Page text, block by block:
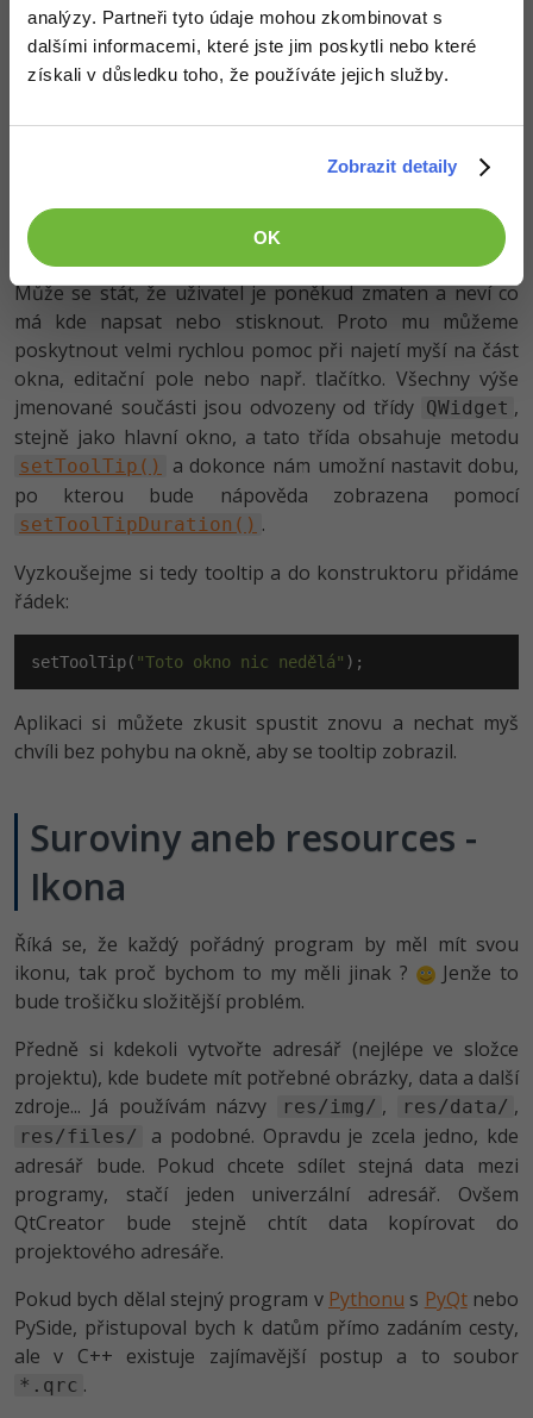
analýzy. Partneři tyto údaje mohou zkombinovat s
dalšími informacemi, které jste jim poskytli nebo které
získali v důsledku toho, že používáte jejich služby.
Zobrazit detaily
OK
Kontextová nápověda -
Tooltip
Může se stát, že uživatel je poněkud zmaten a neví co
má kde napsat nebo stisknout. Proto mu můžeme
poskytnout velmi rychlou pomoc při najetí myší na část
okna, editační pole nebo např. tlačítko. Všechny výše
jmenované součásti jsou odvozeny od třídy QWidget ,
stejně jako hlavní okno, a tato třída obsahuje metodu
setToolTip()
a dokonce nám umožní nastavit dobu,
po kterou bude nápověda zobrazena pomocí
setToolTipDuration() .
Vyzkoušejme si tedy tooltip a do konstruktoru přidáme
řádek:
setToolTip( "Toto okno nic nedělá" );
Aplikaci si můžete zkusit spustit znovu a nechat myš
chvíli bez pohybu na okně, aby se tooltip zobrazil.
Suroviny aneb resources -
Ikona
Říká se, že každý pořádný program by měl mít svou
ikonu, tak proč bychom to my měli jinak ?
Jenže to
bude trošičku složitější problém.
Předně si kdekoli vytvořte adresář (nejlépe ve složce
projektu), kde budete mít potřebné obrázky, data a další
zdroje... Já používám názvy
res/img/ , res/data/ ,
res/files/
a podobné. Opravdu je zcela jedno, kde
adresář bude. Pokud chcete sdílet stejná data mezi
programy, stačí jeden univerzální adresář. Ovšem
QtCreator bude stejně chtít data kopírovat do
projektového adresáře.
Pokud bych dělal stejný program v Pythonu s PyQtnebo
PySide, přistupoval bych k datům přímo zadáním cesty,
ale v C++ existuje zajímavější postup a to soubor
*.qrc .